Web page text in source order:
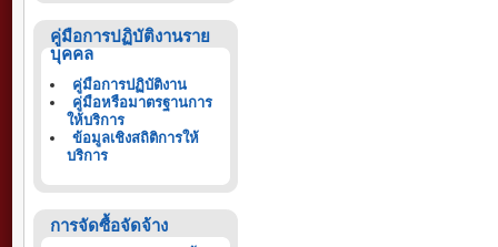
คู่มือการปฏิบัติงานราย
บุคคล
คู่มือการปฏิบัติงาน
คู่มือหรือมาตรฐานการ
ให้บริการ
ข้อมูลเชิงสถิติการให้
บริการ
การจัดซื้อจัดจ้าง